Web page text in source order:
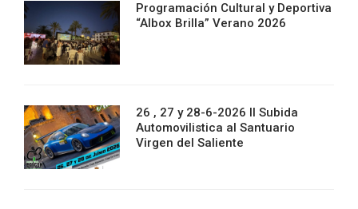
Programación Cultural y Deportiva
“Albox Brilla” Verano 2026
26 , 27 y 28-6-2026 II Subida
Automovilistica al Santuario
Virgen del Saliente